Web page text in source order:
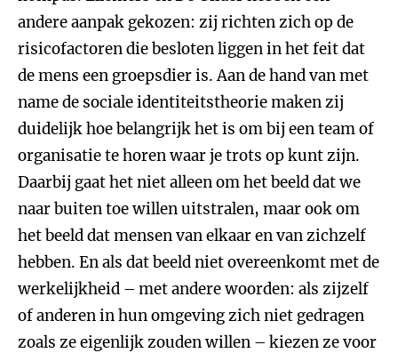
andere aanpak gekozen: zij richten zich op de
risicofactoren die besloten liggen in het feit dat
de mens een groepsdier is. Aan de hand van met
name de sociale identiteitstheorie maken zij
duidelijk hoe belangrijk het is om bij een team of
organisatie te horen waar je trots op kunt zijn.
Daarbij gaat het niet alleen om het beeld dat we
naar buiten toe willen uitstralen, maar ook om
het beeld dat mensen van elkaar en van zichzelf
hebben. En als dat beeld niet overeenkomt met de
werkelijkheid – met andere woorden: als zijzelf
of anderen in hun omgeving zich niet gedragen
zoals ze eigenlijk zouden willen – kiezen ze voor